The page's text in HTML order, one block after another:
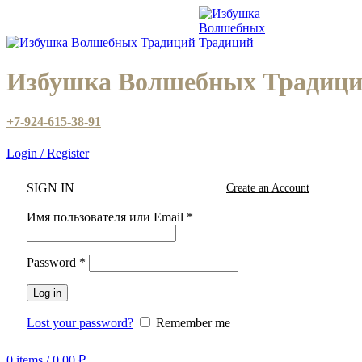
Избушка Волшебных
+7-924-615-38-91
Login / Register
SIGN IN Create an Account
Имя пользователя или Email *
Password *
Log in
Lost your password? Remember me